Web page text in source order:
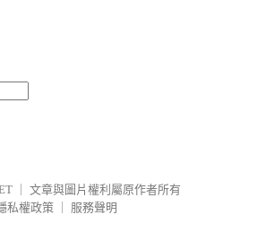
文章與圖片權利屬原作者所有
私權政策
服務聲明